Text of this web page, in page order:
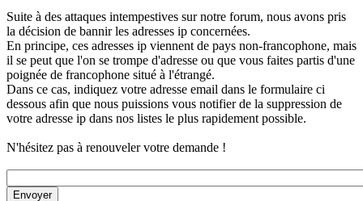
Suite à des attaques intempestives sur notre forum, nous avons pris
la décision de bannir les adresses ip concernées.
En principe, ces adresses ip viennent de pays non-francophone, mais
il se peut que l'on se trompe d'adresse ou que vous faites partis d'une
poignée de francophone situé à l'étrangé.
Dans ce cas, indiquez votre adresse email dans le formulaire ci
dessous afin que nous puissions vous notifier de la suppression de
votre adresse ip dans nos listes le plus rapidement possible.
N'hésitez pas à renouveler votre demande !